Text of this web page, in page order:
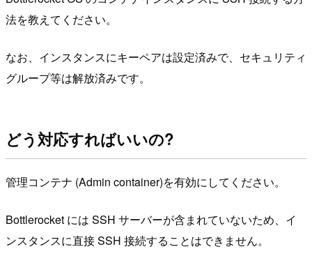
法を教えてください。
なお、インスタンスにキーペアは設定済みで、セキュリティ
グループ等は解放済みです。
どう対応すればいいの?
管理コンテナ (Admin container)を有効にしてください。
Bottlerocket には SSH サーバーが含まれていないため、イ
ンスタンスに直接 SSH 接続することはできません。